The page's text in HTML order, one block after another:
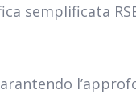
semplificata